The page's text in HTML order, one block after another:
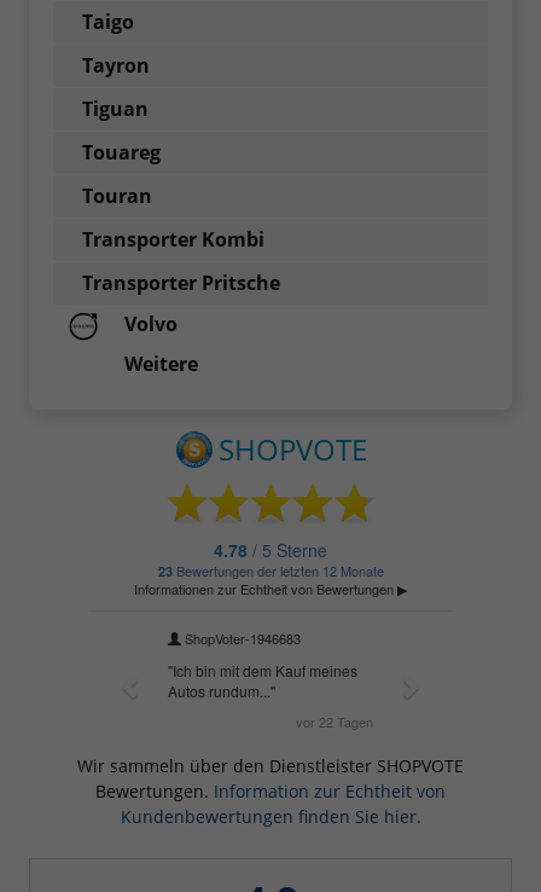
Taigo
Tayron
Tiguan
Touareg
Touran
Transporter Kombi
Transporter Pritsche
Volvo
Weitere
Wir sammeln über den Dienstleister SHOPVOTE
Bewertungen. Information zur Echtheit von
Kundenbewertungen finden Sie hier.